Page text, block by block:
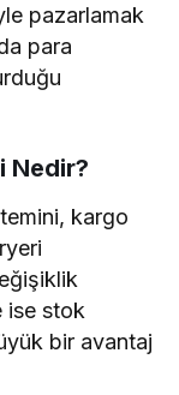
pazarlamak
para
Nedir?
kargo
ise stok
bir avantaj